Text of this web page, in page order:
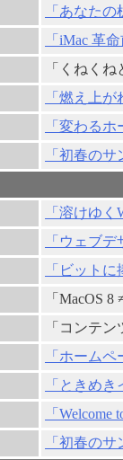
「あなた
「iMac 革
「くねく
「燃え上
「変わる
「初春の
「溶けゆ
「ウェブ
「ビット
「MacOS 8
「コンテ
「ホーム
「ときめ
「
「初春の